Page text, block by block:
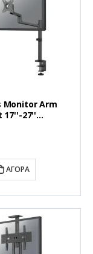
Monitor Arm
17''-27''
ΑΓΟΡΆ